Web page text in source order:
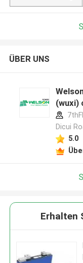
ÜBER UNS
(wuxi)
Dicui
5.0
Erhalten